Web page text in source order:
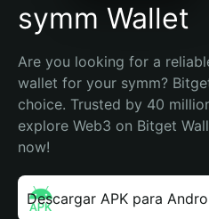
symm Wallet
Are you looking for a
wallet for your symm?
choice. Trusted by 40
explore Web3 on Bitget
now!
Descargar APK para